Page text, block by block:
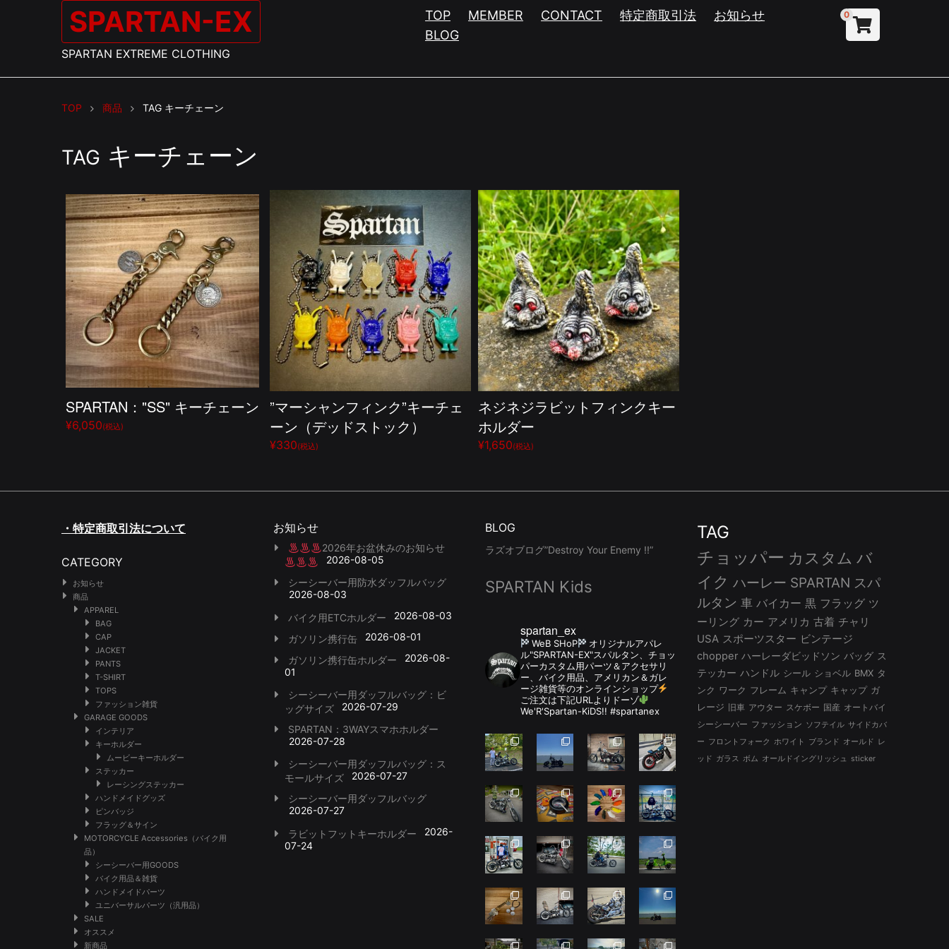
SPARTAN-EX
SPARTAN EXTREME CLOTHING
0
TOP MEMBER CONTACT 特定商取引法
お知らせ
BLOG
TOP 商品 TAG キーチェーン
TAG キーチェーン
SPARTAN："SS" キーチェーン
¥6,050(税込)
”マーシャンフィンク”キーチェ
ーン（デッドストック）
¥330(税込)
ネジネジラビットフィンクキー
ホルダー
¥1,650(税込)
・特定商取引法について
CATEGORY
お知らせ
商品
APPAREL
BAG
CAP
JACKET
PANTS
T-SHIRT
TOPS
ファッション雑貨
GARAGE GOODS
インテリア
キーホルダー
ムービーキーホルダー
ステッカー
レーシングステッカー
ハンドメイドグッズ
ピンバッジ
フラッグ＆サイン
MOTORCYCLE Accessories（バイク用
品）
シーシーバー用GOODS
バイク用品＆雑貨
ハンドメイドパーツ
ユニバーサルパーツ（汎用品）
SALE
オススメ
新商品
お知らせ
2026年お盆休みのお知らせ
2026-08-05
シーシーバー用防水ダッフルバッグ
2026-08-03
バイク用ETCホルダー
2026-08-03
ガソリン携行缶
2026-08-01
ガソリン携行缶ホルダー
2026-08-
01
シーシーバー用ダッフルバッグ：ビ
ッグサイズ
2026-07-29
SPARTAN：3WAYスマホホルダー
2026-07-28
シーシーバー用ダッフルバッグ：ス
モールサイズ
2026-07-27
シーシーバー用ダッフルバッグ
2026-07-27
ラビットフットキーホルダー
2026-
07-24
BLOG
ラズオブログ”Destroy Your Enemy !!”
SPARTAN Kids
spartan_ex
WeB SHoP
オリジナルアパレ
ル"SPARTAN-EX"スパルタン、チョッ
パーカスタム用パーツ＆アクセサリ
ー、バイク用品、アメリカン＆ガレ
ージ雑貨等のオンラインショップ
ご注文は下記URLよりドーゾ
We'R'Spartan-KiDS!! #spartanex
TAG
チョッパー カスタム バ
イク ハーレー SPARTAN スパ
ルタン 車 バイカー 黒 フラッグ ツ
ーリング カー アメリカ 古着 チャリ
USA スポーツスター ビンテージ
chopper ハーレーダビッドソン バッグ ス
テッカー ハンドル シール ショベル BMX タ
ンク ワーク フレーム キャンプ キャップ ガ
レージ
旧車 アウター スケボー 国産 オートバイ
シーシーバー ファッション ソフテイル サイドカバ
ー フロントフォーク ホワイト ブランド オールド レ
ッド ガラス ボム オールドイングリッシュ sticker